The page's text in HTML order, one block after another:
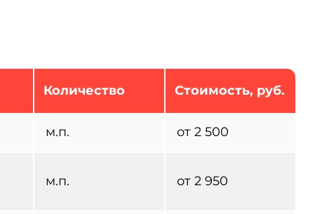
Количество Стоимость, руб.
м.п. от 2 500
м.п. от 2 950